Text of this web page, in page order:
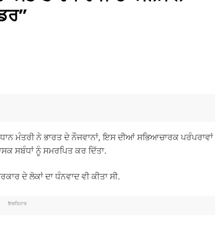
ਮੰਤਰੀ ਨੇ ਭਾਰਤ ਦੇ ਨੌਜਵਾਨਾਂ, ਇਸ ਦੀਆਂ ਸਭਿਆਚਾਰਕ ਪਰੰਪਰਾਵਾਂ
ਸਬੰਧਾਂ ਨੂੰ ਸਮਰਪਿਤ ਕਰ ਦਿੱਤਾ.
ਦੇ ਲੋਕਾਂ ਦਾ ਧੰਨਵਾਦ ਵੀ ਕੀਤਾ ਸੀ.
ਇਸ਼ਤਿਹਾਰ